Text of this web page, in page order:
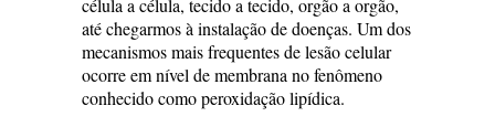
célula a célula, tecido a tecido, orgão a orgão,
até chegarmos à instalação de doenças. Um dos
mecanismos mais frequentes de lesão celular
ocorre em nível de membrana no fenômeno
conhecido como peroxidação lipídica.